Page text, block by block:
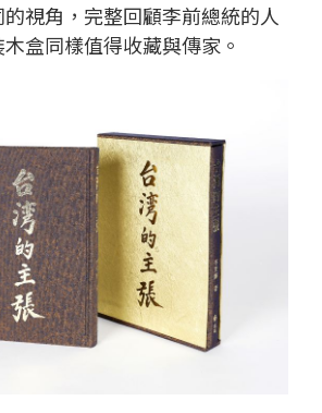
視角，完整回顧李前總統的人
盒同樣值得收藏與傳家 。